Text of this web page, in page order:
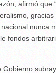
afirmó que
gracias
nunca
fondos
Gobierno